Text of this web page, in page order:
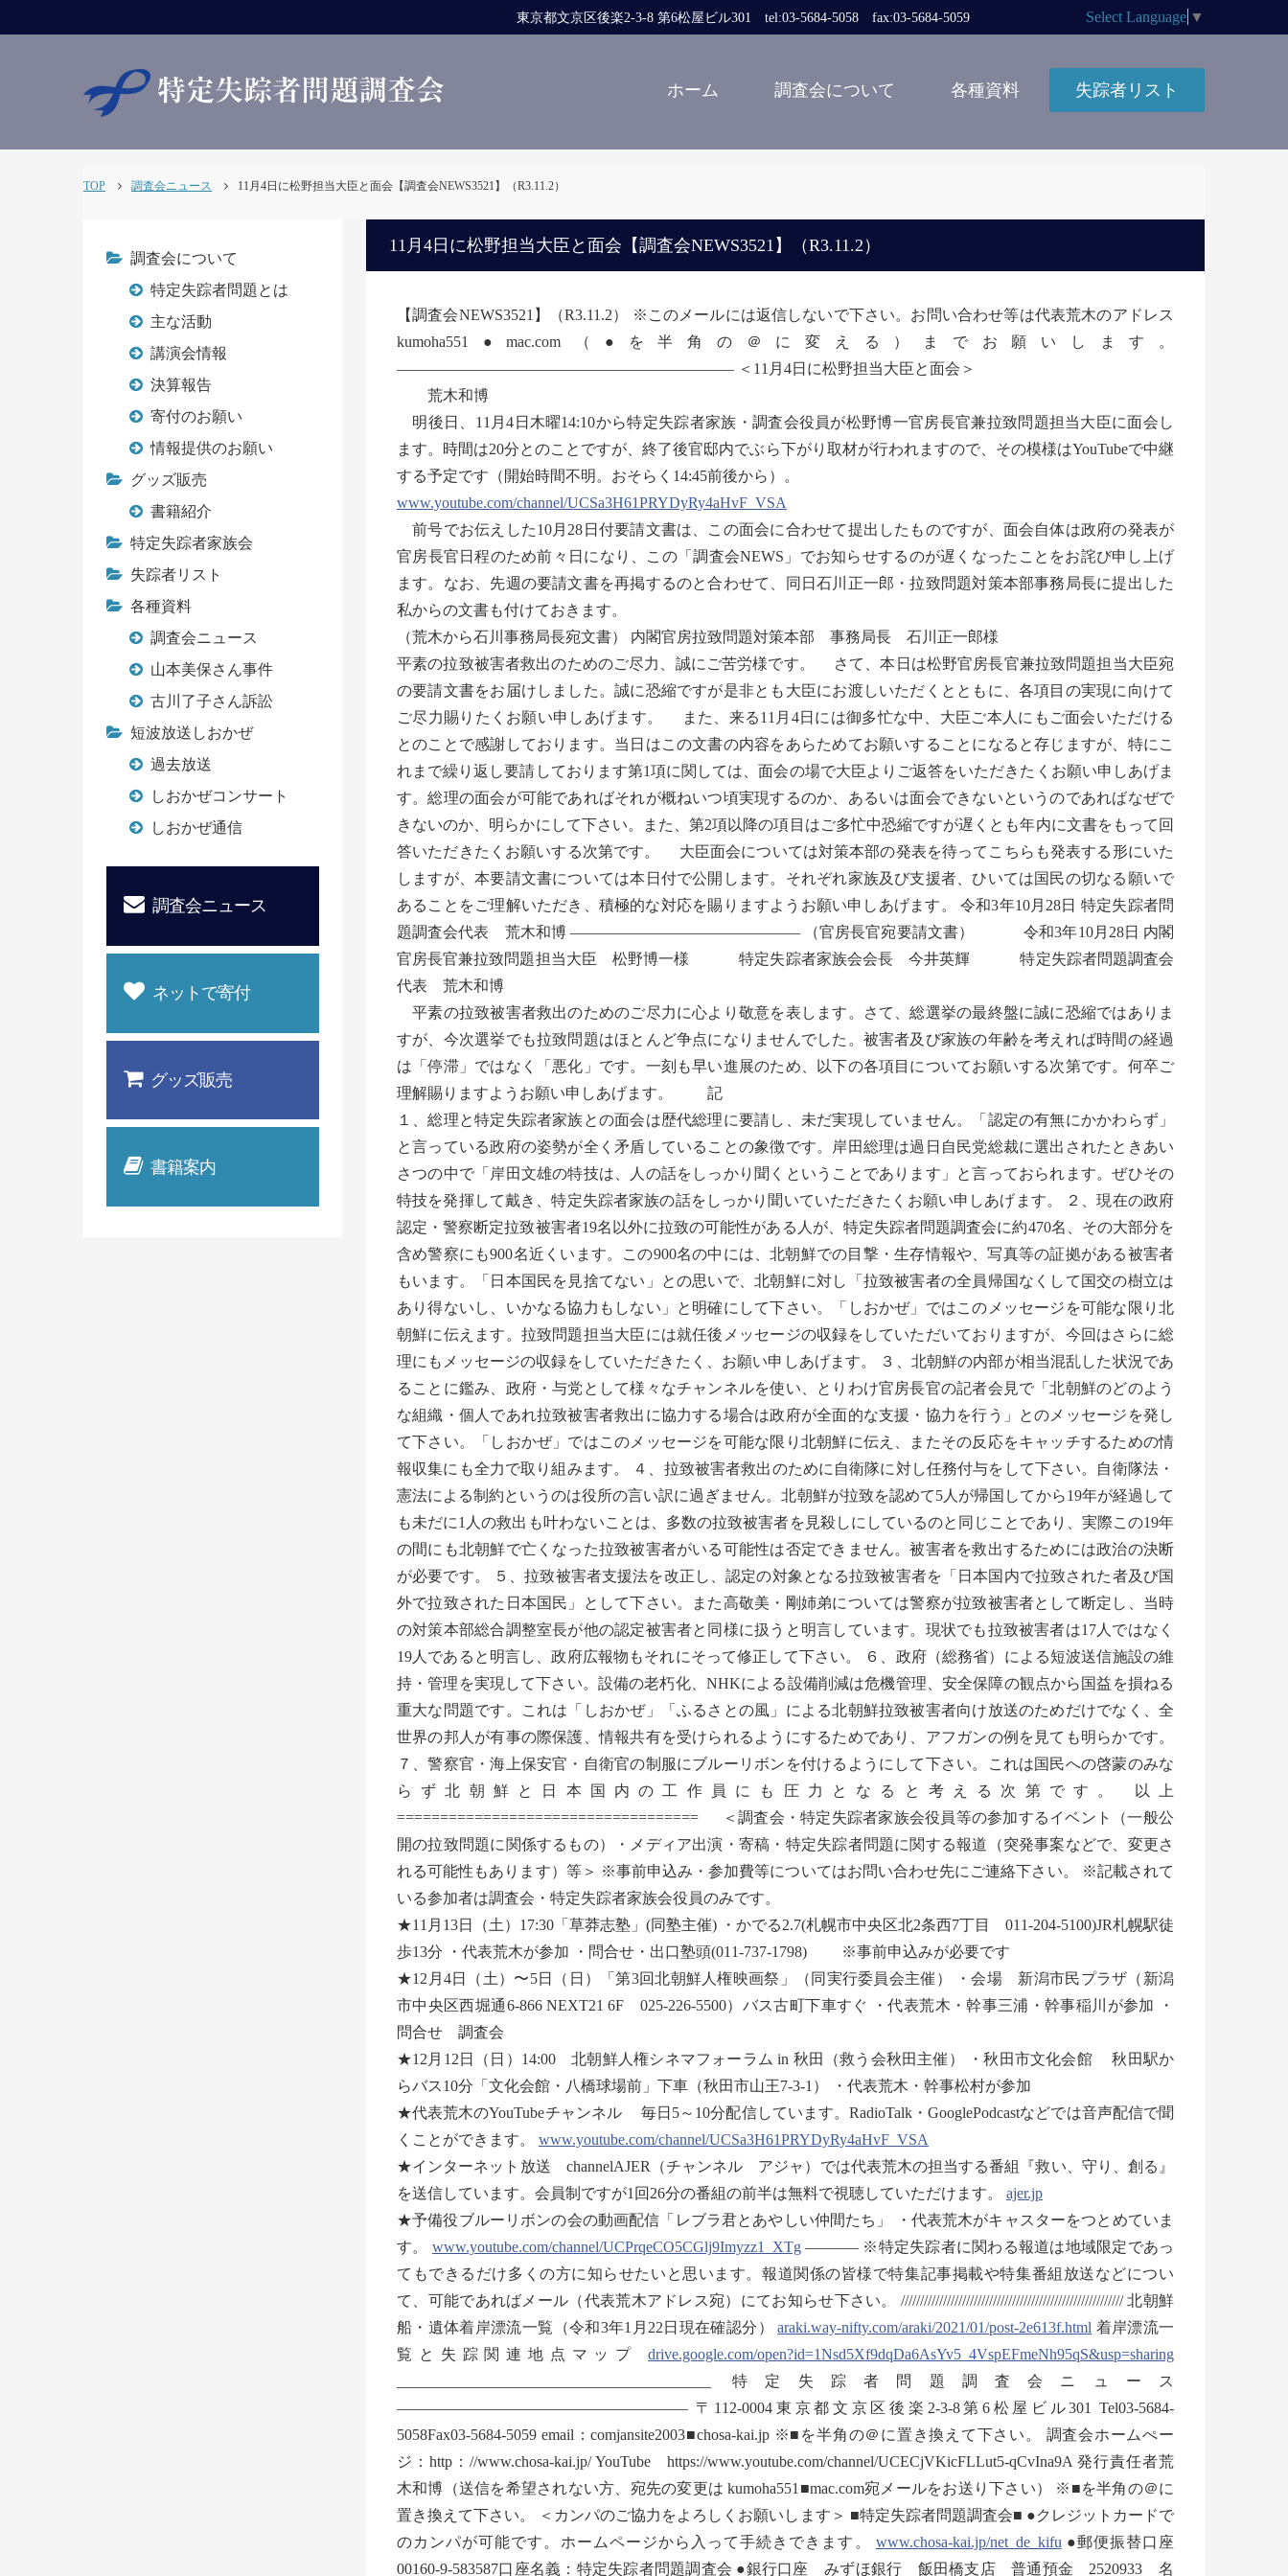
東京都文京区後楽2-3-8 第6松屋ビル301 tel:03-5684-5058 fax:03-5684-5059 Select Language ▼
ホーム 調査会について 各種資料 失踪者リスト
TOP 調査会ニュース 11月4日に松野担当大臣と面会【調査会NEWS3521】（R3.11.2）
11月4日に松野担当大臣と面会【調査会NEWS3521】（R3.11.2）
【調査会NEWS3521】（R3.11.2） ※このメールには返信しないで下さい。お問い合わせ等は代表荒木のアドレス
kumoha551●mac.com（●を半角の＠に変える）までお願いします。
―――――――――――――――――――――― ＜11月4日に松野担当大臣と面会＞
荒木和博
明後日、11月4日木曜14:10から特定失踪者家族・調査会役員が松野博一官房長官兼拉致問題担当大臣に面会し
ます。時間は20分とのことですが、終了後官邸内でぶら下がり取材が行われますので、その模様はYouTubeで中継
する予定です（開始時間不明。おそらく14:45前後から）。
www.youtube.com/channel/UCSa3H61PRYDyRy4aHvF_VSA
前号でお伝えした10月28日付要請文書は、この面会に合わせて提出したものですが、面会自体は政府の発表が
官房長官日程のため前々日になり、この「調査会NEWS」でお知らせするのが遅くなったことをお詫び申し上げ
ます。なお、先週の要請文書を再掲するのと合わせて、同日石川正一郎・拉致問題対策本部事務局長に提出した
私からの文書も付けておきます。
（荒木から石川事務局長宛文書） 内閣官房拉致問題対策本部 事務局長 石川正一郎様
平素の拉致被害者救出のためのご尽力、誠にご苦労様です。 さて、本日は松野官房長官兼拉致問題担当大臣宛
の要請文書をお届けしました。誠に恐縮ですが是非とも大臣にお渡しいただくとともに、各項目の実現に向けて
ご尽力賜りたくお願い申しあげます。 また、来る11月4日には御多忙な中、大臣ご本人にもご面会いただける
とのことで感謝しております。当日はこの文書の内容をあらためてお願いすることになると存じますが、特にこ
れまで繰り返し要請しております第1項に関しては、面会の場で大臣よりご返答をいただきたくお願い申しあげま
す。総理の面会が可能であればそれが概ねいつ頃実現するのか、あるいは面会できないというのであればなぜで
きないのか、明らかにして下さい。また、第2項以降の項目はご多忙中恐縮ですが遅くとも年内に文書をもって回
答いただきたくお願いする次第です。 大臣面会については対策本部の発表を待ってこちらも発表する形にいた
しますが、本要請文書については本日付で公開します。それぞれ家族及び支援者、ひいては国民の切なる願いで
あることをご理解いただき、積極的な対応を賜りますようお願い申しあげます。 令和3年10月28日 特定失踪者問
題調査会代表 荒木和博 ——————————————— （官房長官宛要請文書） 令和3年10月28日 内閣
官房長官兼拉致問題担当大臣 松野博一様 特定失踪者家族会会長 今井英輝 特定失踪者問題調査会
代表 荒木和博
平素の拉致被害者救出のためのご尽力に心より敬意を表します。さて、総選挙の最終盤に誠に恐縮ではありま
すが、今次選挙でも拉致問題はほとんど争点になりませんでした。被害者及び家族の年齢を考えれば時間の経過
は「停滞」ではなく「悪化」です。一刻も早い進展のため、以下の各項目についてお願いする次第です。何卒ご
理解賜りますようお願い申しあげます。 記
１、総理と特定失踪者家族との面会は歴代総理に要請し、未だ実現していません。「認定の有無にかかわらず」
と言っている政府の姿勢が全く矛盾していることの象徴です。岸田総理は過日自民党総裁に選出されたときあい
さつの中で「岸田文雄の特技は、人の話をしっかり聞くということであります」と言っておられます。ぜひその
特技を発揮して戴き、特定失踪者家族の話をしっかり聞いていただきたくお願い申しあげます。 ２、現在の政府
認定・警察断定拉致被害者19名以外に拉致の可能性がある人が、特定失踪者問題調査会に約470名、その大部分を
含め警察にも900名近くいます。この900名の中には、北朝鮮での目撃・生存情報や、写真等の証拠がある被害者
もいます。「日本国民を見捨てない」との思いで、北朝鮮に対し「拉致被害者の全員帰国なくして国交の樹立は
あり得ないし、いかなる協力もしない」と明確にして下さい。「しおかぜ」ではこのメッセージを可能な限り北
朝鮮に伝えます。拉致問題担当大臣には就任後メッセージの収録をしていただいておりますが、今回はさらに総
理にもメッセージの収録をしていただきたく、お願い申しあげます。 ３、北朝鮮の内部が相当混乱した状況であ
ることに鑑み、政府・与党として様々なチャンネルを使い、とりわけ官房長官の記者会見で「北朝鮮のどのよう
な組織・個人であれ拉致被害者救出に協力する場合は政府が全面的な支援・協力を行う」とのメッセージを発し
て下さい。「しおかぜ」ではこのメッセージを可能な限り北朝鮮に伝え、またその反応をキャッチするための情
報収集にも全力で取り組みます。 ４、拉致被害者救出のために自衛隊に対し任務付与をして下さい。自衛隊法・
憲法による制約というのは役所の言い訳に過ぎません。北朝鮮が拉致を認めて5人が帰国してから19年が経過して
も未だに1人の救出も叶わないことは、多数の拉致被害者を見殺しにしているのと同じことであり、実際この19年
の間にも北朝鮮で亡くなった拉致被害者がいる可能性は否定できません。被害者を救出するためには政治の決断
が必要です。 ５、拉致被害者支援法を改正し、認定の対象となる拉致被害者を「日本国内で拉致された者及び国
外で拉致された日本国民」として下さい。また高敬美・剛姉弟については警察が拉致被害者として断定し、当時
の対策本部総合調整室長が他の認定被害者と同様に扱うと明言しています。現状でも拉致被害者は17人ではなく
19人であると明言し、政府広報物もそれにそって修正して下さい。 ６、政府（総務省）による短波送信施設の維
持・管理を実現して下さい。設備の老朽化、NHKによる設備削減は危機管理、安全保障の観点から国益を損ねる
重大な問題です。これは「しおかぜ」「ふるさとの風」による北朝鮮拉致被害者向け放送のためだけでなく、全
世界の邦人が有事の際保護、情報共有を受けられるようにするためであり、アフガンの例を見ても明らかです。
７、警察官・海上保安官・自衛官の制服にブルーリボンを付けるようにして下さい。これは国民への啓蒙のみな
らず北朝鮮と日本国内の工作員にも圧力となると考える次第です。 以上
=================================== ＜調査会・特定失踪者家族会役員等の参加するイベント（一般公
開の拉致問題に関係するもの）・メディア出演・寄稿・特定失踪者問題に関する報道（突発事案などで、変更さ
れる可能性もあります）等＞ ※事前申込み・参加費等についてはお問い合わせ先にご連絡下さい。 ※記載されて
いる参加者は調査会・特定失踪者家族会役員のみです。
★11月13日（土）17:30「草莽志塾」(同塾主催) ・かでる2.7(札幌市中央区北2条西7丁目 011-204-5100)JR札幌駅徒
歩13分 ・代表荒木が参加 ・問合せ・出口塾頭(011-737-1798) ※事前申込みが必要です
★12月4日（土）〜5日（日）「第3回北朝鮮人権映画祭」（同実行委員会主催） ・会場 新潟市民プラザ（新潟
市中央区西堀通6-866 NEXT21 6F 025-226-5500）バス古町下車すぐ ・代表荒木・幹事三浦・幹事稲川が参加 ・
問合せ 調査会
★12月12日（日）14:00 北朝鮮人権シネマフォーラム in 秋田（救う会秋田主催） ・秋田市文化会館 秋田駅か
らバス10分「文化会館・八橋球場前」下車（秋田市山王7-3-1） ・代表荒木・幹事松村が参加
★代表荒木のYouTubeチャンネル 毎日5～10分配信しています。RadioTalk・GooglePodcastなどでは音声配信で聞
くことができます。 www.youtube.com/channel/UCSa3H61PRYDyRy4aHvF_VSA
★インターネット放送 channelAJER（チャンネル アジャ）では代表荒木の担当する番組『救い、守り、創る』
を送信しています。会員制ですが1回26分の番組の前半は無料で視聴していただけます。 ajer.jp
★予備役ブルーリボンの会の動画配信「レブラ君とあやしい仲間たち」 ・代表荒木がキャスターをつとめていま
す。 www.youtube.com/channel/UCPrqeCO5CGlj9Imyzz1_XTg———– ※特定失踪者に関わる報道は地域限定であっ
てもできるだけ多くの方に知らせたいと思います。報道関係の皆様で特集記事掲載や特集番組放送などについ
て、可能であればメール（代表荒木アドレス宛）にてお知らせ下さい。 ////////////////////////////////////////////////////////// 北朝鮮
船・遺体着岸漂流一覧（令和3年1月22日現在確認分）araki.way-nifty.com/araki/2021/01/post-2e613f.html 着岸漂流一
覧と失踪関連地点マップ drive.google.com/open?id=1Nsd5Xf9dqDa6AsYv5_4VspEFmeNh95qS&usp=sharing
_________________________________________ 特定失踪者問題調査会ニュース
——————————————————— 〒112-0004東京都文京区後楽2-3-8第6松屋ビル301 Tel03-5684-
5058Fax03-5684-5059 email：comjansite2003■chosa-kai.jp ※■を半角の＠に置き換えて下さい。 調査会ホームぺー
ジ：http：//www.chosa-kai.jp/ YouTube https://www.youtube.com/channel/UCECjVKicFLLut5-qCvIna9A 発行責任者荒
木和博（送信を希望されない方、宛先の変更は kumoha551■mac.com宛メールをお送り下さい） ※■を半角の＠に
置き換えて下さい。 ＜カンパのご協力をよろしくお願いします＞ ■特定失踪者問題調査会■ ●クレジットカードで
のカンパが可能です。ホームページから入って手続きできます。 www.chosa-kai.jp/net_de_kifu ●郵便振替口座
00160-9-583587口座名義：特定失踪者問題調査会 ●銀行口座 みずほ銀行 飯田橋支店 普通預金 2520933 名
調査会について
特定失踪者問題とは
主な活動
講演会情報
決算報告
寄付のお願い
情報提供のお願い
グッズ販売
書籍紹介
特定失踪者家族会
失踪者リスト
各種資料
調査会ニュース
山本美保さん事件
古川了子さん訴訟
短波放送しおかぜ
過去放送
しおかぜコンサート
しおかぜ通信
調査会ニュース
ネットで寄付
グッズ販売
書籍案内